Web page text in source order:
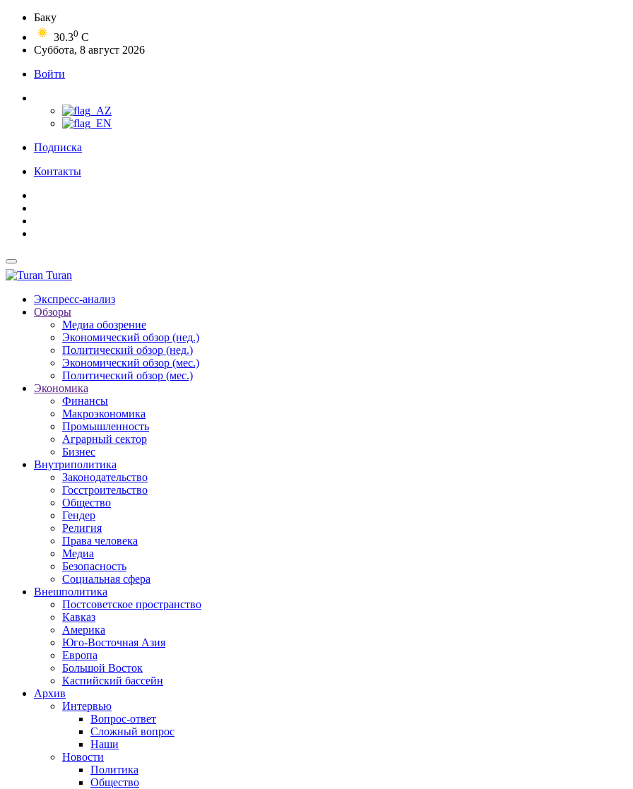
Баку
30.30 C
Суббота, 8 август 2026
Войти
Подписка
Контакты
Turan
Экспресс-анализ
Обзоры
Медиа обозрение
Экономический обзор (нед.)
Политический обзор (нед.)
Экономический обзор (мес.)
Политический обзор (мес.)
Экономика
Финансы
Макроэкономика
Промышленность
Аграрный сектор
Бизнес
Внутриполитика
Законодательство
Госстроительство
Общество
Гендер
Религия
Права человека
Медиа
Безопасность
Социальная сфера
Внешполитика
Постсоветское пространство
Кавказ
Америка
Юго-Восточная Азия
Европа
Большой Восток
Каспийский бассейн
Архив
Интервью
Вопрос-ответ
Сложный вопрос
Наши
Новости
Политика
Общество